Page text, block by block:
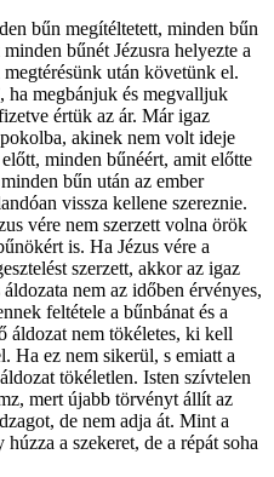
bűn megítéltetett, minden bűn
bűnét Jézusra helyezte a
után követünk el.
ha megbánjuk és megvalljuk
értük az ár. Már igaz
akinek nem volt ideje
minden bűnéért, amit előtte
bűn után az ember
vissza kellene szereznie.
vére nem szerzett volna örök
is. Ha Jézus vére a
szerzett, akkor az igaz
nem az időben érvényes,
feltétele a bűnbánat és a
áldozat nem tökéletes, ki kell
Ha ez nem sikerül, s emiatt a
tökéletlen. Isten szívtelen
mert újabb törvényt állít az
de nem adja át. Mint a
a szekeret, de a répát soha